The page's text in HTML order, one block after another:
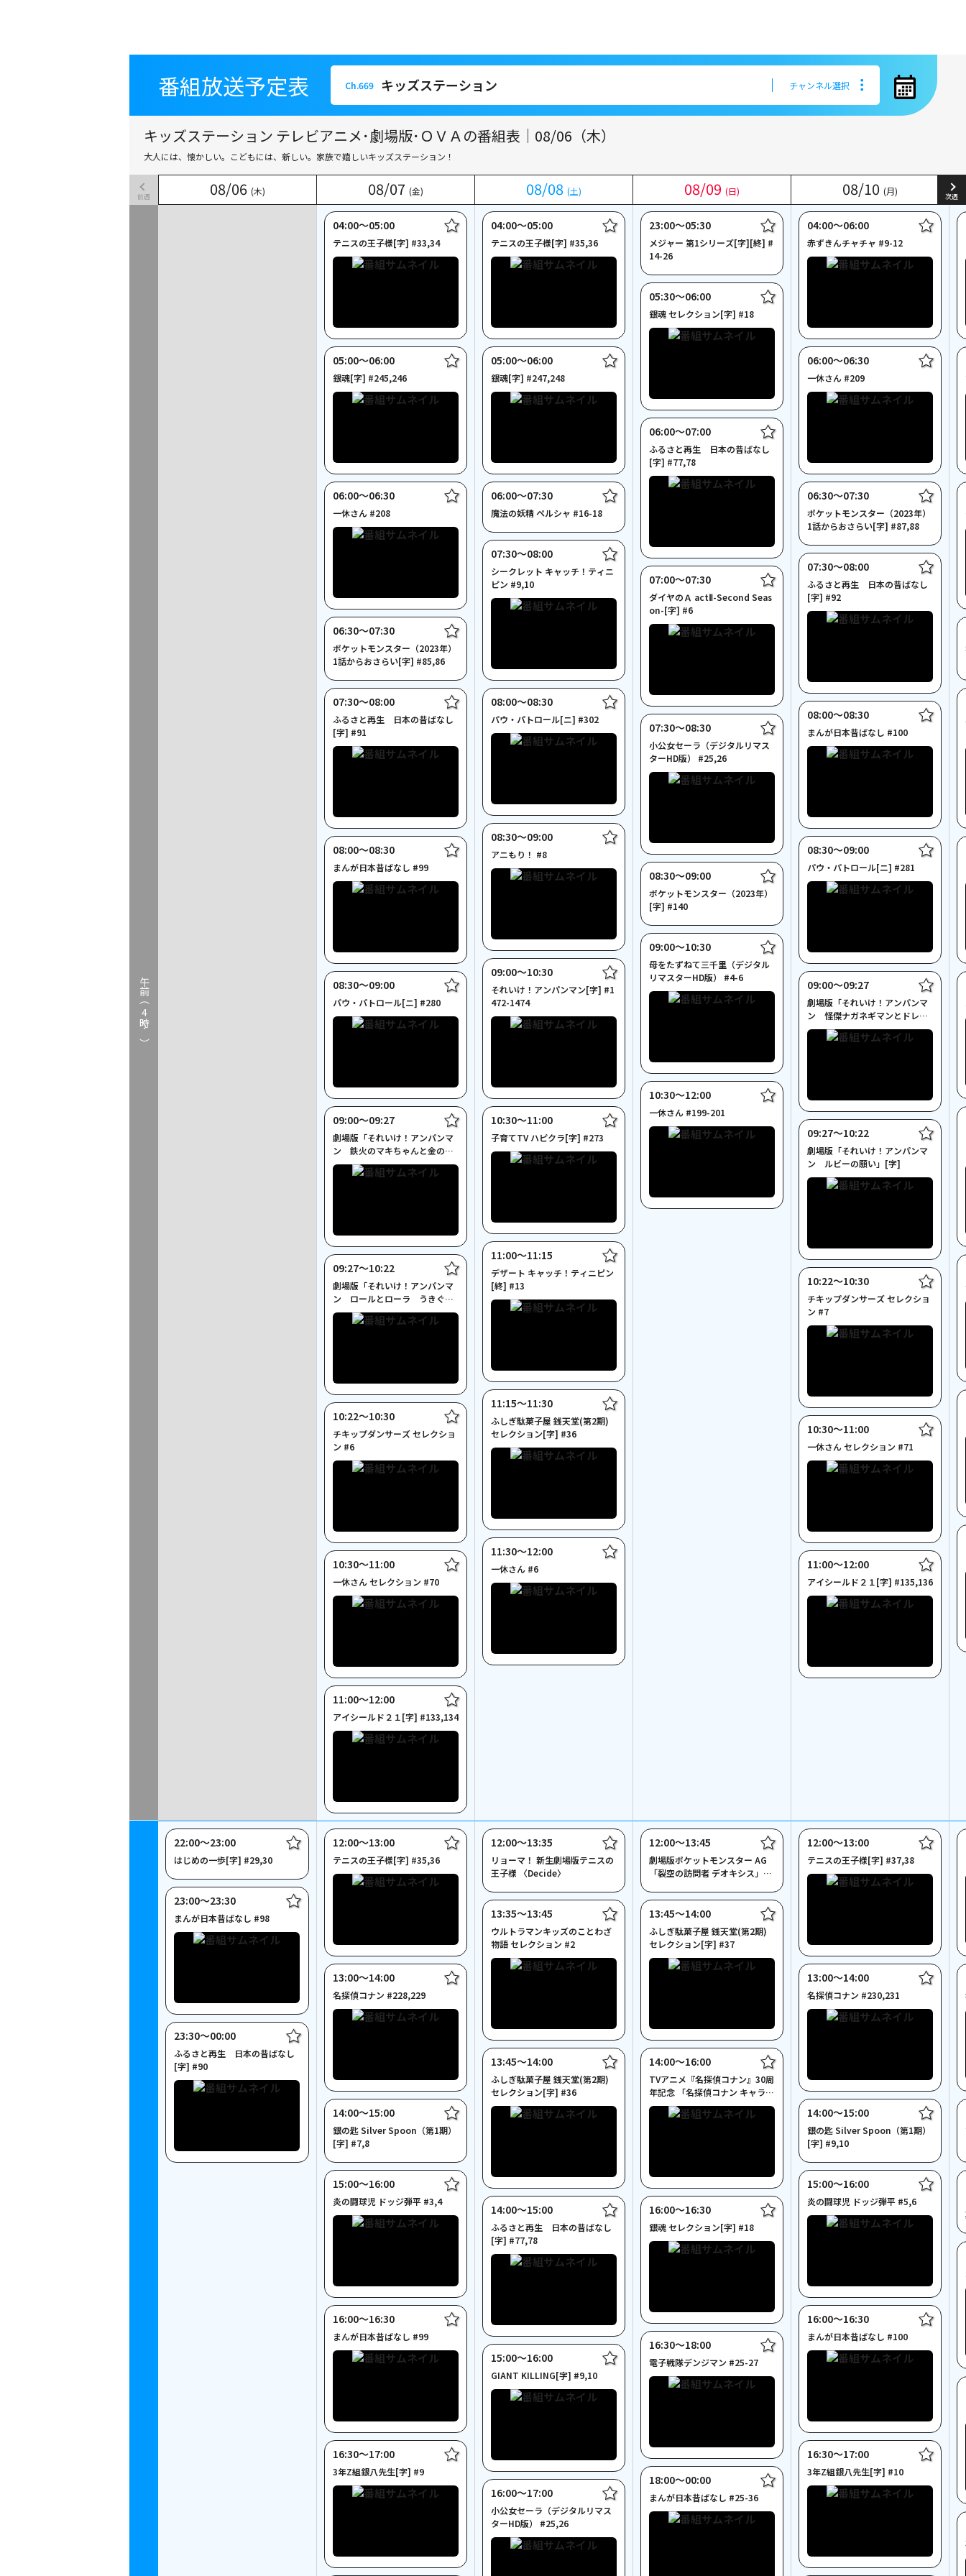
番組放送予定表 Ch.669 キッズステーション チャンネル選択
番組放送予定表 キッズステーション
キッズステーション テレビアニメ･劇場版･ＯＶＡの番組表｜08/06（木）
大人には、懐かしい。こどもには、新しい。家族で嬉しいキッズステーション！
08/06 (木) 08/07 (金) 08/08 (土) 08/09 (日) 08/10 (月)
前週 次週
午前（
4
時～）
08/06 (木) 08/07 (金) 08/08 (土) 08/09 (日) 08/10 (月)
04:00〜05:00
テニスの王子様[字] #33,34
05:00〜06:00
銀魂[字] #245,246
06:00〜06:30
一休さん #208
06:30〜07:30
ポケットモンスター（2023年）
1話からおさらい[字] #85,86
07:30〜08:00
ふるさと再生 日本の昔ばなし
[字] #91
08:00〜08:30
まんが日本昔ばなし #99
08:30〜09:00
パウ・パトロール[ニ] #280
09:00〜09:27
劇場版「それいけ！アンパンマ
ン 鉄火のマキちゃんと金のか
まめしどん」[字]
09:27〜10:22
劇場版「それいけ！アンパンマ
ン ロールとローラ うきぐも
城のひみつ」[字]
10:22〜10:30
チキップダンサーズ セレクショ
ン #6
10:30〜11:00
一休さん セレクション #70
11:00〜12:00
アイシールド２１[字] #133,134
04:00〜05:00
テニスの王子様[字] #35,36
05:00〜06:00
銀魂[字] #247,248
06:00〜07:30
魔法の妖精 ペルシャ #16-18
07:30〜08:00
シークレット キャッチ！ティニ
ピン #9,10
08:00〜08:30
パウ・パトロール[ニ] #302
08:30〜09:00
アニもり！ #8
09:00〜10:30
それいけ！アンパンマン[字] #1
472-1474
10:30〜11:00
子育てTV ハピクラ[字] #273
11:00〜11:15
デザート キャッチ！ティニピン
[終] #13
11:15〜11:30
ふしぎ駄菓子屋 銭天堂(第2期)
セレクション[字] #36
11:30〜12:00
一休さん #6
23:00〜05:30
メジャー 第1シリーズ[字][終] #
14-26
05:30〜06:00
銀魂 セレクション[字] #18
06:00〜07:00
ふるさと再生 日本の昔ばなし
[字] #77,78
07:00〜07:30
ダイヤのＡ actⅡ-Second Seas
on-[字] #6
07:30〜08:30
小公女セーラ（デジタルリマス
ターHD版） #25,26
08:30〜09:00
ポケットモンスター（2023年）
[字] #140
09:00〜10:30
母をたずねて三千里（デジタル
リマスターHD版） #4-6
10:30〜12:00
一休さん #199-201
04:00〜06:00
赤ずきんチャチャ #9-12
06:00〜06:30
一休さん #209
06:30〜07:30
ポケットモンスター（2023年）
1話からおさらい[字] #87,88
07:30〜08:00
ふるさと再生 日本の昔ばなし
[字] #92
08:00〜08:30
まんが日本昔ばなし #100
08:30〜09:00
パウ・パトロール[ニ] #281
09:00〜09:27
劇場版「それいけ！アンパンマ
ン 怪傑ナガネギマンとドレミ
姫」[字]
09:27〜10:22
劇場版「それいけ！アンパンマ
ン ルビーの願い」[字]
10:22〜10:30
チキップダンサーズ セレクショ
ン #7
10:30〜11:00
一休さん セレクション #71
11:00〜12:00
アイシールド２１[字] #135,136
22:00〜23:00
はじめの一歩[字] #29,30
23:00〜23:30
まんが日本昔ばなし #98
23:30〜00:00
ふるさと再生 日本の昔ばなし
[字] #90
12:00〜13:00
テニスの王子様[字] #35,36
13:00〜14:00
名探偵コナン #228,229
14:00〜15:00
銀の匙 Silver Spoon（第1期）
[字] #7,8
15:00〜16:00
炎の闘球児 ドッジ弾平 #3,4
16:00〜16:30
まんが日本昔ばなし #99
16:30〜17:00
3年Z組銀八先生[字] #9
12:00〜13:35
リョーマ！ 新生劇場版テニスの
王子様 〈Decide〉
13:35〜13:45
ウルトラマンキッズのことわざ
物語 セレクション #2
13:45〜14:00
ふしぎ駄菓子屋 銭天堂(第2期)
セレクション[字] #36
14:00〜15:00
ふるさと再生 日本の昔ばなし
[字] #77,78
15:00〜16:00
GIANT KILLING[字] #9,10
16:00〜17:00
小公女セーラ（デジタルリマス
ターHD版） #25,26
12:00〜13:45
劇場版ポケットモンスター AG
「裂空の訪問者 デオキシス」
13:45〜14:00
ふしぎ駄菓子屋 銭天堂(第2期)
セレクション[字] #37
14:00〜16:00
TVアニメ『名探偵コナン』30周
年記念 「名探偵コナン キャラク
タークロニクル」
16:00〜16:30
銀魂 セレクション[字] #18
16:30〜18:00
電子戦隊デンジマン #25-27
18:00〜00:00
まんが日本昔ばなし #25-36
12:00〜13:00
テニスの王子様[字] #37,38
13:00〜14:00
名探偵コナン #230,231
14:00〜15:00
銀の匙 Silver Spoon（第1期）
[字] #9,10
15:00〜16:00
炎の闘球児 ドッジ弾平 #5,6
16:00〜16:30
まんが日本昔ばなし #100
16:30〜17:00
3年Z組銀八先生[字] #10